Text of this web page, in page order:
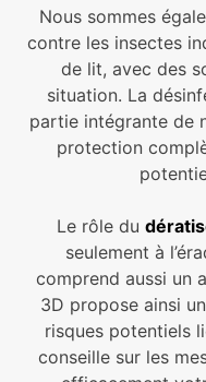
Nous sommes
contre les insectes
de lit, avec des
situation. La
partie intégrante de
protection
Le rôle du
seulement à
comprend aussi un
3D propose ainsi
risques potentiels
conseille sur les